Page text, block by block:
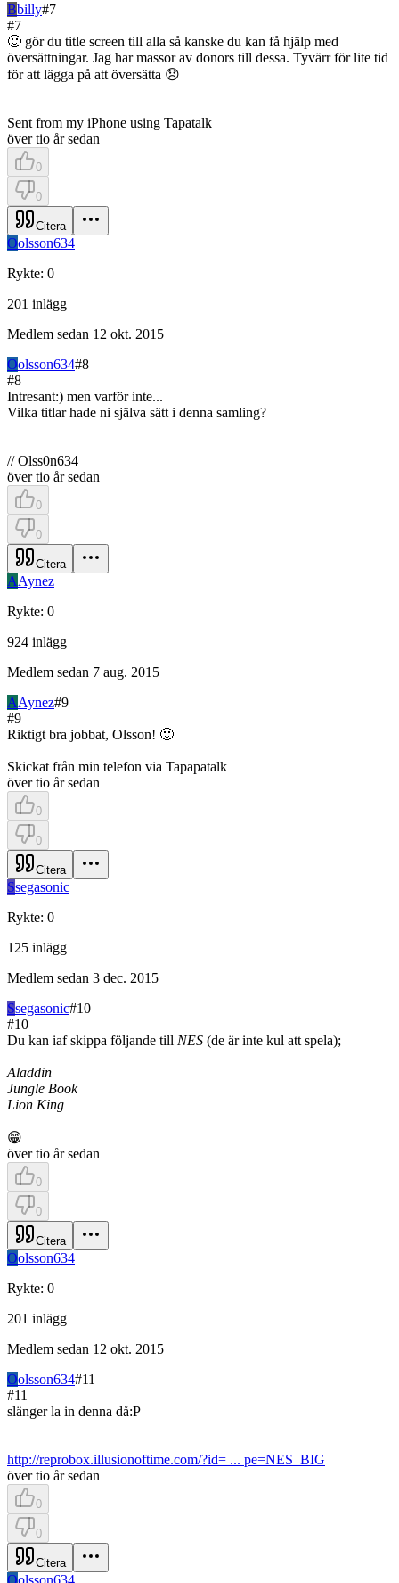
Bbilly#7
#7
🙂 gör du title screen till alla så kanske du kan få hjälp med
översättningar. Jag har massor av donors till dessa. Tyvärr för lite tid
för att lägga på att översätta 😞
Sent from my iPhone using Tapatalk
över tio år sedan
0
0
Citera
Oolsson634
Rykte: 0
201 inlägg
Medlem sedan 12 okt. 2015
Oolsson634#8
#8
Intresant:) men varför inte...
Vilka titlar hade ni själva sätt i denna samling?
// Olss0n634
över tio år sedan
0
0
Citera
AAynez
Rykte: 0
924 inlägg
Medlem sedan 7 aug. 2015
AAynez#9
#9
Riktigt bra jobbat, Olsson! 🙂
Skickat från min telefon via Tapapatalk
över tio år sedan
0
0
Citera
Ssegasonic
Rykte: 0
125 inlägg
Medlem sedan 3 dec. 2015
Ssegasonic#10
#10
Du kan iaf skippa följande till NES (de är inte kul att spela);
Aladdin
Jungle Book
Lion King
😁
över tio år sedan
0
0
Citera
Oolsson634
Rykte: 0
201 inlägg
Medlem sedan 12 okt. 2015
Oolsson634#11
#11
slänger la in denna då:P
http://reprobox.illusionoftime.com/?id= ... pe=NES_BIG
över tio år sedan
0
0
Citera
Oolsson634